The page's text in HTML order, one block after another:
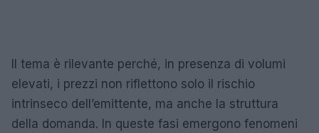
Il tema è rilevante perché, in presenza di volumi
elevati, i prezzi non riflettono solo il rischio
intrinseco dell’emittente, ma anche la struttura
della domanda. In queste fasi emergono fenomeni